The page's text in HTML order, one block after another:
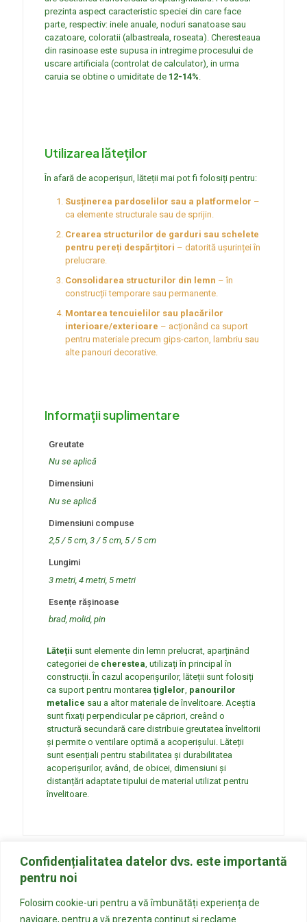
Confidențialitatea datelor dvs. este importantă
pentru noi
Folosim cookie-uri pentru a vă îmbunătăți experiența de
navigare, pentru a vă prezenta conținut și reclame
prezinta aspect caracteristic speciei din care face
parte, respectiv: inele anuale, noduri sanatoase sau
cazatoare, coloratii (albastreala, roseata). Cheresteaua
din rasinoase este supusa in intregime procesului de
uscare artificiala (controlat de calculator), in urma
caruia se obtine o umiditate de 12-14%.
Utilizarea lăteților
În afară de acoperișuri, lăteții mai pot fi folosiți pentru:
Susținerea pardoselilor sau a platformelor –
ca elemente structurale sau de sprijin.
Crearea structurilor de garduri sau schelete
pentru pereți despărțitori – datorită ușurinței în
prelucrare.
Consolidarea structurilor din lemn – în
construcții temporare sau permanente.
Montarea tencuielilor sau placărilor
interioare/exterioare – acționând ca suport
pentru materiale precum gips-carton, lambriu sau
alte panouri decorative.
Informații suplimentare
Greutate
Nu se aplică
Dimensiuni
Nu se aplică
Dimensiuni compuse
2,5 / 5 cm, 3 / 5 cm, 5 / 5 cm
Lungimi
3 metri, 4 metri, 5 metri
Esențe rășinoase
brad, molid, pin
Lăteții sunt elemente din lemn prelucrat, aparținând
categoriei de cherestea, utilizați în principal în
construcții. În cazul acoperișurilor, lăteții sunt folosiți
ca suport pentru montarea țiglelor, panourilor
metalice sau a altor materiale de învelitoare. Aceștia
sunt fixați perpendicular pe căpriori, creând o
structură secundară care distribuie greutatea învelitorii
și permite o ventilare optimă a acoperișului. Lăteții
sunt esențiali pentru stabilitatea și durabilitatea
acoperișurilor, având, de obicei, dimensiuni și
distanțări adaptate tipului de material utilizat pentru
învelitoare.